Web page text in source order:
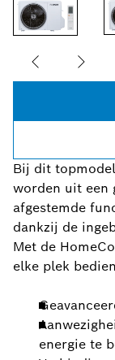
Bij dit
worden uit een
afgestemde
dankzij de
Met de
elke plek
energie te